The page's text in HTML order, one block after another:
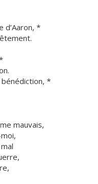
d’Aaron, *
bénédiction, *
mauvais,